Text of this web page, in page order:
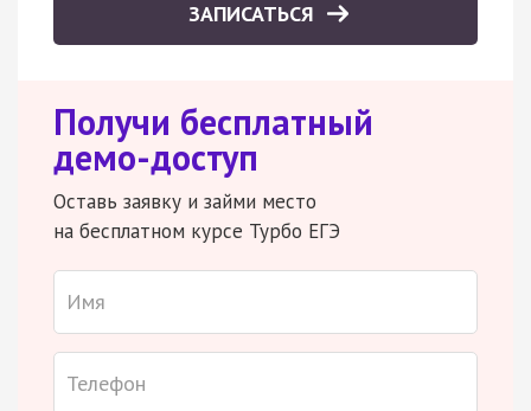
ЗАПИСАТЬСЯ
Получи бесплатный
демо-доступ
Оставь заявку и займи место
на бесплатном курсе Турбо ЕГЭ